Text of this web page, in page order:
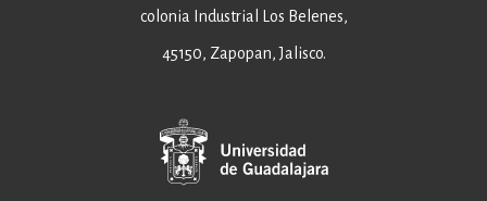
colonia Industrial Los Belenes,
45150, Zapopan, Jalisco.